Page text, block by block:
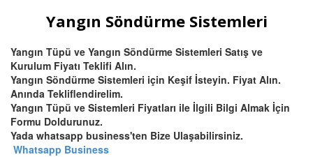
yangın dedektörü satış ve
montajı.
Bursa Otomatik Gazlı Söndürme
ve Mühendislik Sistemleri
Bursa FM200, Novec 1230
Yangın Söndürme Sistemleri
Yangın Tüpü ve Yangın Söndürme Sistemleri Satış ve
Kurulum Fiyatı Teklifi Alın.
Yangın Söndürme Sistemleri için Keşif İsteyin. Fiyat Alın.
Anında Tekliflendirelim.
Yangın Tüpü ve Sistemleri Fiyatları ile İlgili Bilgi Almak İçin
Formu Doldurunuz.
Yada whatsapp business'ten Bize Ulaşabilirsiniz.
Whatsapp Business